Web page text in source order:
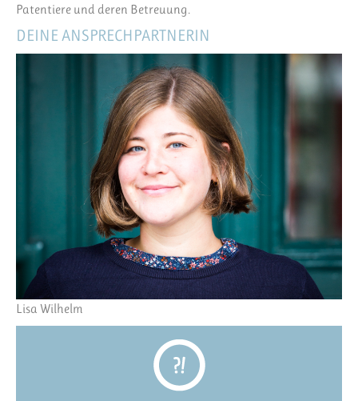
Patentiere und deren Betreuung.
DEINE ANSPRECHPARTNERIN
Lisa Wilhelm